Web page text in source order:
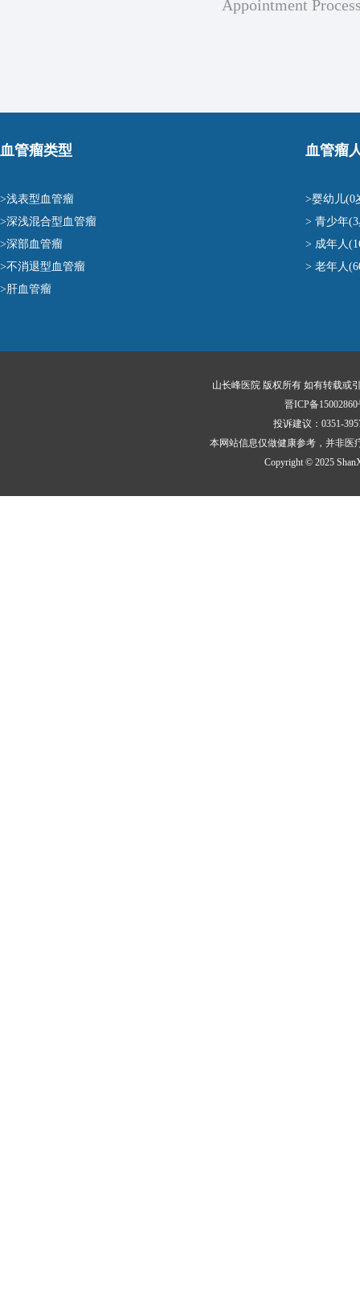
Appointment
血管瘤类型
>浅表型血管瘤
>深浅混合型血管瘤
>深部血管瘤
>不消退型血管瘤
>肝血管瘤
血管瘤
>婴幼儿(0
> 青少年
> 成年人
> 老年人
山长峰医院 版权所有 如有转载或
晋ICP备15002860
投诉建议：0351-
本网站信息仅做健康参考，并非医
Copyright © 2025